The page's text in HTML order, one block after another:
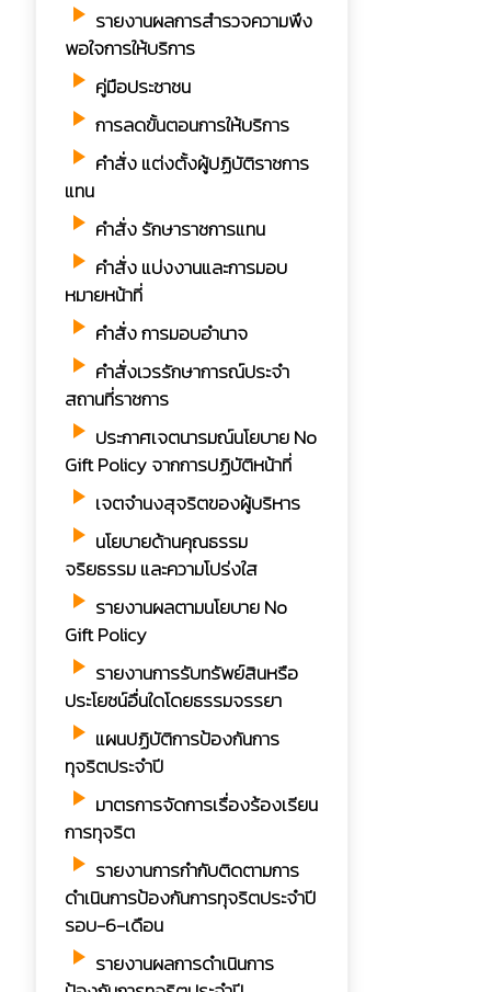
play_arrow รายงานผลการสำรวจความพึง
พอใจการให้บริการ
play_arrow คู่มือประชาชน
play_arrow การลดขั้นตอนการให้บริการ
play_arrow คำสั่ง แต่งตั้งผู้ปฏิบัติราชการ
แทน
play_arrow คำสั่ง รักษาราชการแทน
play_arrow คำสั่ง แบ่งงานและการมอบ
หมายหน้าที่
play_arrow คำสั่ง การมอบอำนาจ
play_arrow คำสั่งเวรรักษาการณ์ประจำ
สถานที่ราชการ
play_arrow ประกาศเจตนารมณ์นโยบาย No
Gift Policy จากการปฏิบัติหน้าที่
play_arrow เจตจำนงสุจริตของผู้บริหาร
play_arrow นโยบายด้านคุณธรรม
จริยธรรม และความโปร่งใส
play_arrow รายงานผลตามนโยบาย No
Gift Policy
play_arrow รายงานการรับทรัพย์สินหรือ
ประโยชน์อื่นใดโดยธรรมจรรยา
play_arrow แผนปฏิบัติการป้องกันการ
ทุจริตประจำปี
play_arrow มาตรการจัดการเรื่องร้องเรียน
การทุจริต
play_arrow รายงานการกำกับติดตามการ
ดำเนินการป้องกันการทุจริตประจำปี
รอบ-6-เดือน
play_arrow รายงานผลการดำเนินการ